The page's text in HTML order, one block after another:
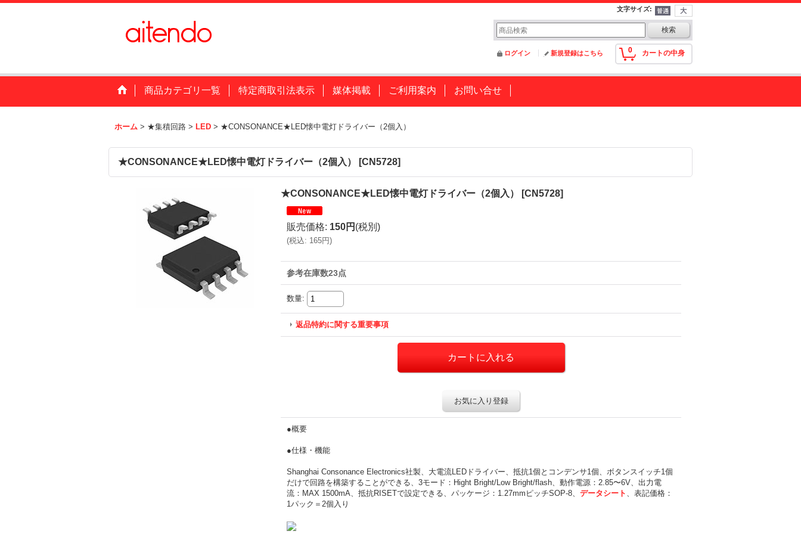
文字サイズ:
0 カートの中身
ログイン 新規登録はこちら
商品カテゴリ一覧 特定商取引法表示 媒体掲載 ご利用案内 お問い合せ
ホーム > ★集積回路 > LED > ★CONSONANCE★LED懐中電灯ドライバー（2個入）
★CONSONANCE★LED懐中電灯ドライバー（2個入） [CN5728]
★CONSONANCE★LED懐中電灯ドライバー（2個入） [CN5728]
販売価格: 150円 (税別)
(税込: 165円)
参考在庫数23点
数量:
返品特約に関する重要事項
お気に入り登録
●概要
●仕様・機能
Shanghai Consonance Electronics社製、大電流LEDドライバー、抵抗1個とコンデンサ1個、ボタンスイッチ1個
だけで回路を構築することができる、3モード：Hight Bright/Low Bright/flash、動作電源：2.85〜6V、出力電
流：MAX 1500mA、抵抗RISETで設定できる、パッケージ：1.27mmピッチSOP-8、 データシート 、表記価格：
1パック＝2個入り